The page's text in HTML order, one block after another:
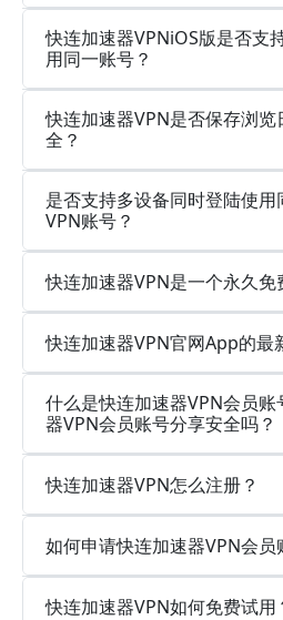
快连加速器VPNiOS版是否支
用同一账号？
快连加速器VPN是否保存浏
全？
是否支持多设备同时登陆使用
VPN账号？
快连加速器VPN是一个永久免
快连加速器VPN官网App的最
什么是快连加速器VPN会员
器VPN会员账号分享安全吗？
快连加速器VPN怎么注册？
如何申请快连加速器VPN会员
快连加速器VPN如何免费试用